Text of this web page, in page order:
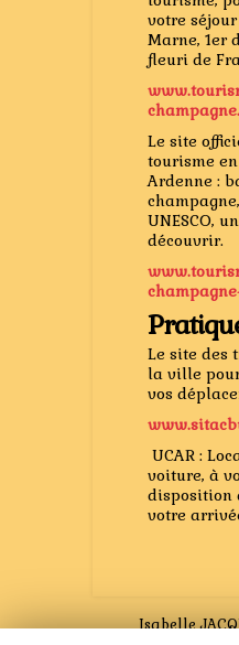
votre
Marne, 1er
fleuri de
Le site
tourisme
Ardenne :
UNESCO,
découvrir.
Le site des
la ville
vos
UCAR :
voiture, à
disposition
votre
Isabelle